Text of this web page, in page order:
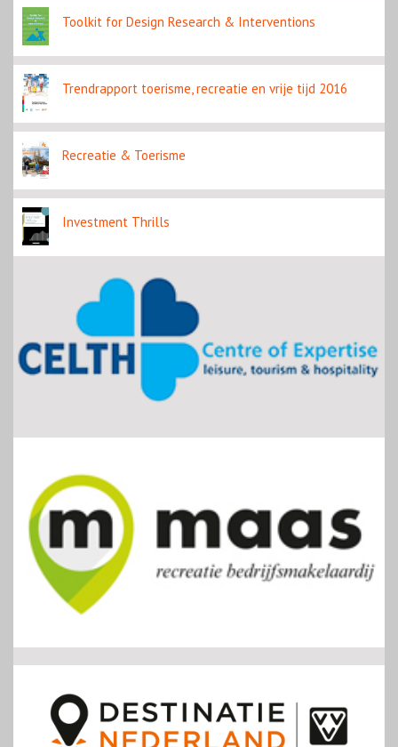
Toolkit for Design Research & Interventions
Trendrapport toerisme, recreatie en vrije tijd 2016
Recreatie & Toerisme
Investment Thrills